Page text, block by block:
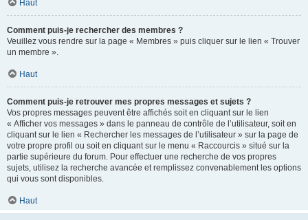
Haut
Comment puis-je rechercher des membres ?
Veuillez vous rendre sur la page « Membres » puis cliquer sur le lien « Trouver
un membre ».
Haut
Comment puis-je retrouver mes propres messages et sujets ?
Vos propres messages peuvent être affichés soit en cliquant sur le lien
« Afficher vos messages » dans le panneau de contrôle de l’utilisateur, soit en
cliquant sur le lien « Rechercher les messages de l’utilisateur » sur la page de
votre propre profil ou soit en cliquant sur le menu « Raccourcis » situé sur la
partie supérieure du forum. Pour effectuer une recherche de vos propres
sujets, utilisez la recherche avancée et remplissez convenablement les options
qui vous sont disponibles.
Haut